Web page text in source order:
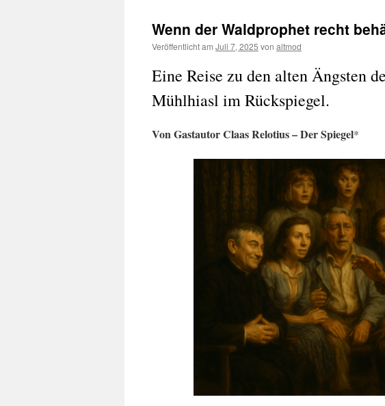
Wenn der Waldprophet recht
Veröffentlicht am Juli 7, 2025 von altmod
Eine Reise zu den alten Ängsten
Mühlhiasl im Rückspiegel.
Von Gastautor Claas Relotius – Der Spiegel*